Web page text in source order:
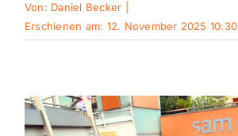
Mein Stadtteil
Verkehrsmeldungen
Von: Daniel Becker
Erschienen am: 12. November 2025 10:30